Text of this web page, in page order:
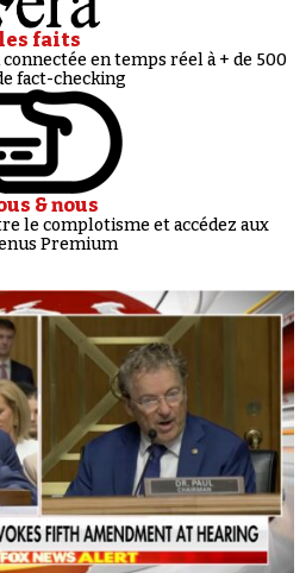
les faits
en temps réel à + de 500
fact-checking
& nous
le complotisme et accédez aux
Premium